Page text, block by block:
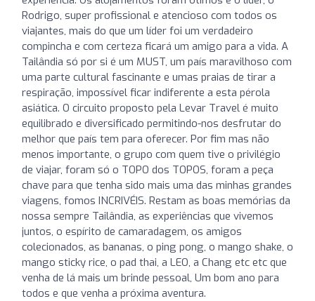
Rodrigo, super profissional e atencioso com todos os
viajantes, mais do que um líder foi um verdadeiro
compincha e com certeza ficará um amigo para a vida. A
Tailândia só por si é um MUST, um país maravilhoso com
uma parte cultural fascinante e umas praias de tirar a
respiração, impossível ficar indiferente a esta pérola
asiática. O circuito proposto pela Levar Travel é muito
equilibrado e diversificado permitindo-nos desfrutar do
melhor que país tem para oferecer. Por fim mas não
menos importante, o grupo com quem tive o privilégio
de viajar, foram só o TOPO dos TOPOS, foram a peça
chave para que tenha sido mais uma das minhas grandes
viagens, fomos INCRIVÉIS. Restam as boas memórias da
nossa sempre Tailândia, as experiências que vivemos
juntos, o espírito de camaradagem, os amigos
colecionados, as bananas, o ping pong, o mango shake, o
mango sticky rice, o pad thai, a LEO, a Chang etc etc que
venha de lá mais um brinde pessoal, Um bom ano para
todos e que venha a próxima aventura.